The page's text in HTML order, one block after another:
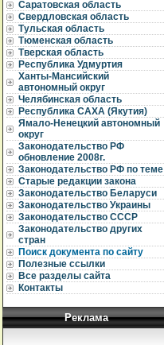
Саратовская область
Свердловская область
Тульская область
Тюменская область
Тверская область
Республика Удмуртия
Ханты-Мансийский
автономный округ
Челябинская область
Республика САХА (Якутия)
Ямало-Ненецкий автономный
округ
Законодательство РФ
обновление 2008г.
Законодательство РФ по теме
Старые редакции закона
Законодательство Беларуси
Законодательство Украины
Законодательство СССР
Законодательство других
стран
Поиск документа по сайту
Полезные ссылки
Все разделы сайта
Контакты
Реклама